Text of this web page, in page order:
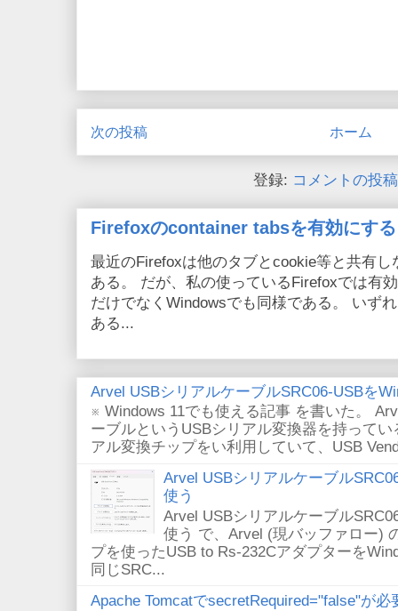
次の投稿 ホーム
登録: コメントの投
Firefoxのcontainer tabsを有効にする
最近のFirefoxは他のタブとcookie等と共有
ある。 だが、私の使っているFirefoxでは有
だけでなくWindowsでも同様である。 いず
ある...
Arvel USBシリアルケーブルSRC06-USBを
※ Windows 11でも使える記事 を書いた。
ーブルというUSBシリアル変換器を持って
アル変換チップをい利用していて、USB
Arvel USBシリアルケーブル
使う
Arvel USBシリアルケーブル
使う で、Arvel (現バッファロー)
プを使ったUSB to Rs-232Cアダプターを
同じSRC...
Apache TomcatでsecretRequired="false"が必